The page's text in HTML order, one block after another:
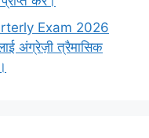
Exam 2026
अंग्रेज़ी त्रैमासिक